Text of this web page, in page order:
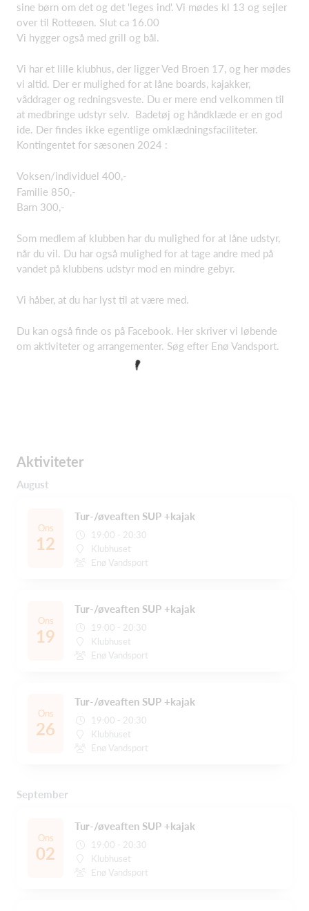
sine børn om det og det 'leges ind'. Vi mødes kl 13 og sejler
over til Rotteøen. Slut ca 16.00
Vi hygger også med grill og bål.
Vi har et lille klubhus, der ligger Ved Broen 17, og her mødes
vi altid. Der er mulighed for at låne boards, kajakker,
våddrager og redningsveste. Du er mere end velkommen til
at medbringe udstyr selv. Badetøj og håndklæde er en god
ide. Der findes ikke egentlige omklædningsfaciliteter.
Kontingentet for sæsonen 2024 :
Voksen/individuel 400,-
Familie 850,-
Barn 300,-
Som medlem af klubben har du mulighed for at låne udstyr,
når du vil. Du har også mulighed for at tage andre med på
vandet på klubbens udstyr mod en mindre gebyr.
Vi håber, at du har lyst til at være med.
Du kan også finde os på Facebook. Her skriver vi løbende
om aktiviteter og arrangementer. Søg efter Enø Vandsport.
Aktiviteter
August
Ons
12
Tur-/øveaften SUP +kajak
19:00 - 20:30
Klubhuset
Enø Vandsport
Ons
19
Tur-/øveaften SUP +kajak
19:00 - 20:30
Klubhuset
Enø Vandsport
Ons
26
Tur-/øveaften SUP +kajak
19:00 - 20:30
Klubhuset
Enø Vandsport
September
Ons
02
Tur-/øveaften SUP +kajak
19:00 - 20:30
Klubhuset
Enø Vandsport